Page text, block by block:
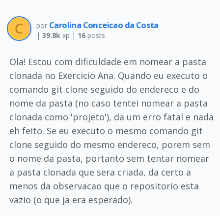
por Carolina Conceicao da Costa
| 39.8kxp | 16posts
Ola! Estou com dificuldade em nomear a pasta
clonada no Exercicio Ana. Quando eu executo o
comando git clone seguido do endereco e do
nome da pasta (no caso tentei nomear a pasta
clonada como 'projeto'), da um erro fatal e nada
eh feito. Se eu executo o mesmo comando git
clone seguido do mesmo endereco, porem sem
o nome da pasta, portanto sem tentar nomear
a pasta clonada que sera criada, da certo a
menos da observacao que o repositorio esta
vazio (o que ja era esperado).